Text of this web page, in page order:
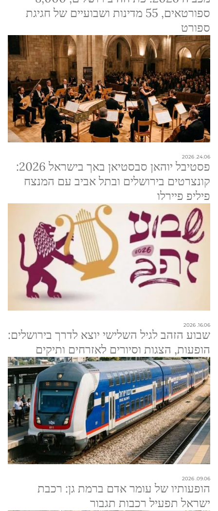
ספורטאים, 55 מדינות ושבועיים של חגיגת
ספורט
24.06. 2026
פסטיבל יוהאן סבסטיאן באך בישראל 2026:
קונצרטים בירושלים ובתל אביב עם המנצח
פיליפ פיירלו
16.06. 2026
שבוע הזהב לגיל השלישי יוצא לדרך בירושלים:
הופעות, הצגות וסיורים לאזרחים ותיקים
09.06. 2026
הופעותיו של עומר אדם ברמת גן: רכבת
ישראל תפעיל רכבות תגבור